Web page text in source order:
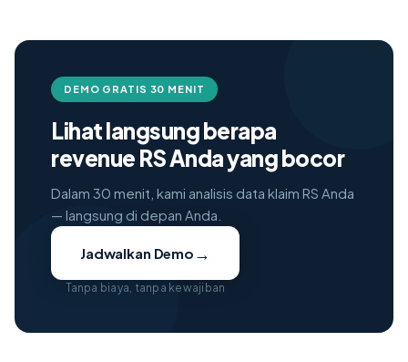
DEMO GRATIS 30 MENIT
Lihat langsung berapa
revenue RS Anda yang bocor
Dalam 30 menit, kami analisis data klaim RS Anda
— langsung di depan Anda.
Jadwalkan Demo →
Tanpa biaya, tanpa kewajiban